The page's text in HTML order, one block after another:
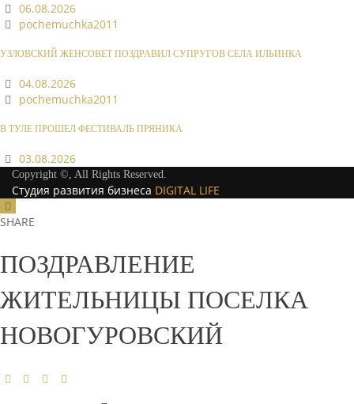
06.08.2026
pochemuchka2011
УЗЛОВСКИЙ ЖЕНСОВЕТ ПОЗДРАВИЛ СУПРУГОВ СЕЛА ИЛЬИНКА
04.08.2026
pochemuchka2011
В ТУЛЕ ПРОШЕЛ ФЕСТИВАЛЬ ПРЯНИКА
03.08.2026
Copyright ©, All Rights Reserved.
Студия развития бизнеса DIGITAL LIFE
SHARE
ПОЗДРАВЛЕНИЕ
ЖИТЕЛЬНИЦЫ ПОСЕЛКА
НОВОГУРОВСКИЙ